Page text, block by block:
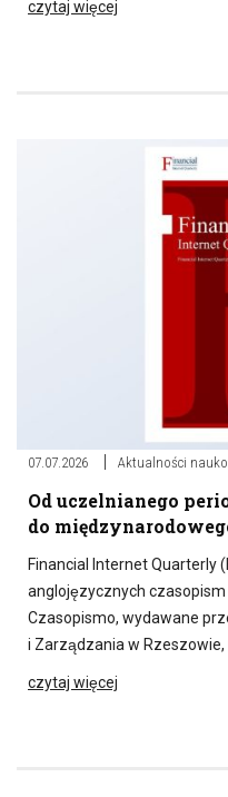
czytaj więcej
07.07.2026 Aktualności
Od uczelnianego
do
Financial Internet Quarterly
anglojęzycznych
Czasopismo, wydawane
i Zarządzania w Rzeszowie,
czytaj więcej